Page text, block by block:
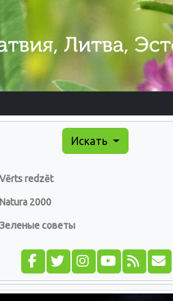
Искать
Vērts redzēt
Natura 2000
Зеленые советы